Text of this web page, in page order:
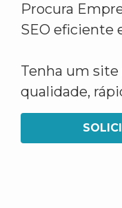
Procura
SEO eficiente
Tenha um
qualidade,